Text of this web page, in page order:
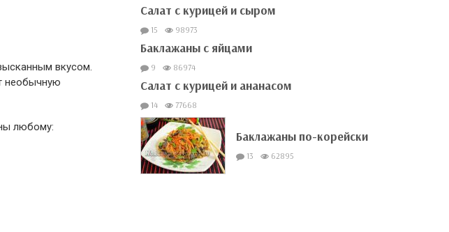
вкусом.
необычную
любому:
Салат с курицей и сыром
15 98973
Баклажаны с яйцами
9 86974
Салат с курицей и ананасом
14 77668
Баклажаны по-корейски
13 62895